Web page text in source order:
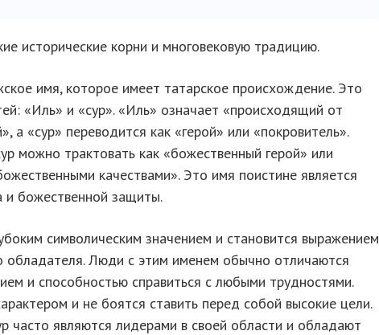
исторические корни и многовековую традицию.
имя, которое имеет татарское происхождение. Это
«Иль» и «сур». «Иль» означает «происходящий от
а «сур» переводится как «герой» или «покровитель».
можно трактовать как «божественный герой» или
качествами». Это имя поистине является
и божественной защиты.
символическим значением и становится выражением
обладателя. Люди с этим именем обычно отличаются
и способностью справиться с любыми трудностями.
и не боятся ставить перед собой высокие цели.
часто являются лидерами в своей области и обладают